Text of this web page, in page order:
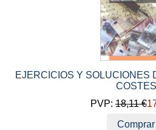
EJERCICIOS Y SOLUCIONES
COSTES
PVP: 18,11 €
Comprar